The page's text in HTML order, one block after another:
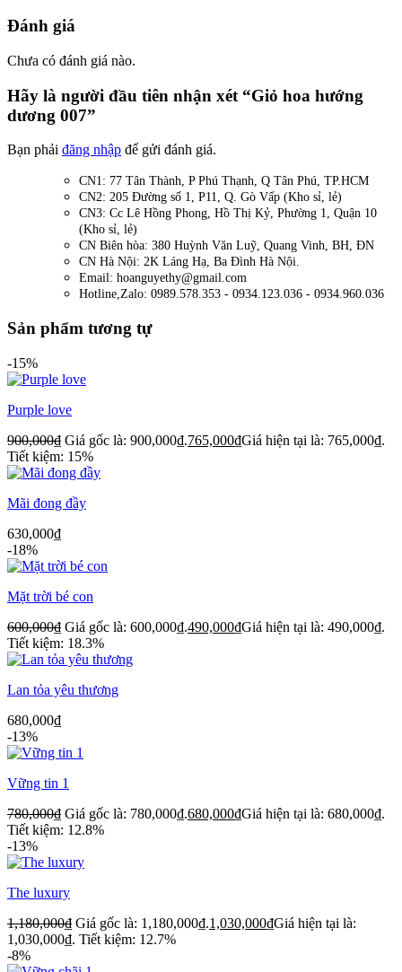
Đánh giá
Chưa có đánh giá nào.
Hãy là người đầu tiên nhận xét “Giỏ hoa hướng
dương 007”
Bạn phải đăng nhập để gửi đánh giá.
CN1: 77 Tân Thành, P Phú Thạnh, Q Tân Phú, TP.HCM
CN2: 205 Đường số 1, P11, Q. Gò Vấp (Kho sỉ, lẻ)
CN3: Cc Lê Hồng Phong, Hồ Thị Kỷ, Phường 1, Quận 10
(Kho sỉ, lẻ)
CN Biên hòa: 380 Huỳnh Văn Luỹ, Quang Vinh, BH, ĐN
CN Hà Nội: 2K Láng Hạ, Ba Đình Hà Nội.
Email: hoanguyethy@gmail.com
Hotline,Zalo: 0989.578.353 - 0934.123.036 - 0934.960.036
Sản phẩm tương tự
-15%
Purple love
900,000₫ Giá gốc là: 900,000₫.765,000₫Giá hiện tại là: 765,000₫.
Tiết kiệm: 15%
Mãi đong đầy
630,000₫
-18%
Mặt trời bé con
600,000₫ Giá gốc là: 600,000₫.490,000₫Giá hiện tại là: 490,000₫.
Tiết kiệm: 18.3%
Lan tỏa yêu thương
680,000₫
-13%
Vững tin 1
780,000₫ Giá gốc là: 780,000₫.680,000₫Giá hiện tại là: 680,000₫.
Tiết kiệm: 12.8%
-13%
The luxury
1,180,000₫ Giá gốc là: 1,180,000₫.1,030,000₫Giá hiện tại là:
1,030,000₫. Tiết kiệm: 12.7%
-8%